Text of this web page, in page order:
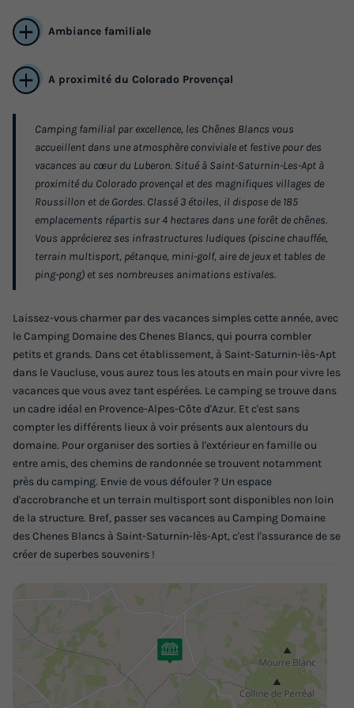
BUNGALOW TOILÉ 5 personnes - SANS
SANITAIRES
Annulation gratuite
Surface
20m²
Adultes
5
Chambres
2
Terrasse couverte
BUNGALOW TOILÉ 5 personnes - SANS SANITAIRES
du10/10/2026au17/10/2026
Meilleur prix pour 7 nuits
Modifier les dates
238 €
BUNGALOW TOILÉ 5 personnes - 3 Pièces 5
Personnes Sans Sanitaires
Ambiance familiale
A proximité du Colorado Provençal
Camping familial par excellence, les Chênes Blancs vous
accueillent dans une atmosphère conviviale et festive pour des
vacances au cœur du Luberon. Situé à Saint-Saturnin-Les-Apt à
proximité du Colorado provençal et des magnifiques villages de
Roussillon et de Gordes. Classé 3 étoiles, il dispose de 185
emplacements répartis sur 4 hectares dans une forêt de chênes.
Vous apprécierez ses infrastructures ludiques (piscine chauffée,
terrain multisport, pétanque, mini-golf, aire de jeux et tables de
ping-pong) et ses nombreuses animations estivales.
Laissez-vous charmer par des vacances simples cette année, avec
le Camping Domaine des Chenes Blancs, qui pourra combler
petits et grands. Dans cet établissement, à Saint-Saturnin-lès-Apt
dans le Vaucluse, vous aurez tous les atouts en main pour vivre les
vacances que vous avez tant espérées. Le camping se trouve dans
un cadre idéal en Provence-Alpes-Côte d'Azur. Et c'est sans
compter les différents lieux à voir présents aux alentours du
domaine. Pour organiser des sorties à l'extérieur en famille ou
entre amis, des chemins de randonnée se trouvent notamment
près du camping. Envie de vous défouler ? Un espace
d'accrobranche et un terrain multisport sont disponibles non loin
de la structure. Bref, passer ses vacances au Camping Domaine
des Chenes Blancs à Saint-Saturnin-lès-Apt, c'est l'assurance de se
créer de superbes souvenirs !